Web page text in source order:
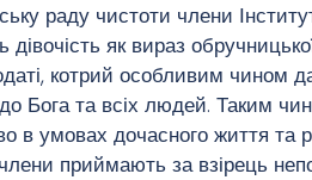
раду чистоти члени
дівочість як вираз
котрий особливим
Бога та всіх людей. Таким
в умовах дочасного життя та
приймають за взірець